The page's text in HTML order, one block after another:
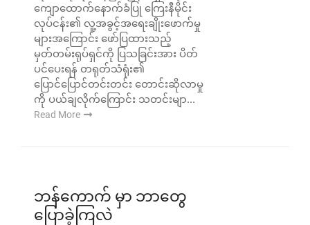
ကျောထောက်နောက်ခံပြု ကြေးနီမိုင်း
လုပ်ငန်း၏ လူ့အခွင့်အရေးချိုးဖောက်မှု
များအကြောင်း ဖော်ပြထားသည့်
မှတ်တမ်းရုပ်ရှင်ကို ပြသခြင်းအား ပိတ်
ပင်ပေးရန် တရုတ်သံရုံး၏
ပြောင်ပြောင်တင်းတင်း တောင်းဆိုလာမှု
ကို ပယ်ချလိုက်ကြောင်း သတင်းမျာ...
Read More
ဘန်ကောက် မှာ ဘာတွေ
ပြောခဲ့ကြလဲ